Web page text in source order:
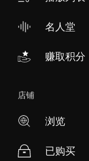
名人堂
赚取积分
店铺
浏览
已购买